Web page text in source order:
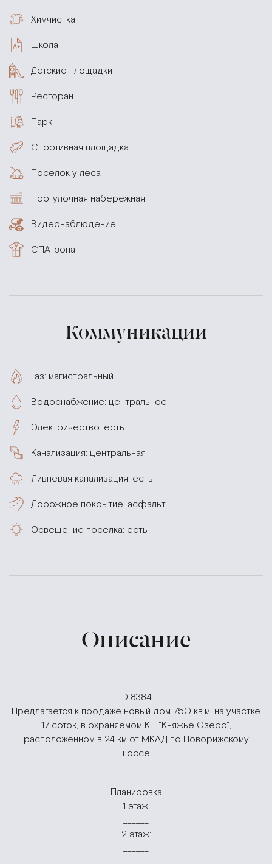
Химчистка
Школа
Детские площадки
Ресторан
Парк
Спортивная площадка
Поселок у леса
Прогулочная набережная
Видеонаблюдение
СПА-зона
Коммуникации
Газ: магистральный
Водоснабжение: центральное
Электричество: есть
Канализация: центральная
Ливневая канализация: есть
Дорожное покрытие: асфальт
Освещение поселка: есть
Описание
ID 8384
Предлагается к продаже новый дом 750 кв.м. на участке
17 соток, в охраняемом КП "Княжье Озеро",
расположенном в 24 км от МКАД по Новорижскому
шоссе.
Планировка
1 этаж:
2 этаж: